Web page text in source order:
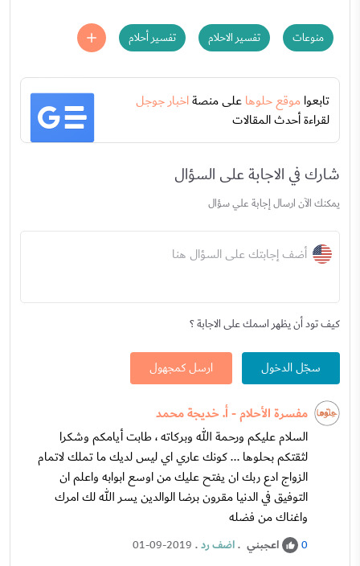
منوعات تفسير الاحلام تفسير أحلام
تابعواموقع حلوهاعلى منصةاخبار جوجل
لقراءة أحدث المقالات
شارك في الاجابة على السؤال
يمكنك الآن ارسال إجابة علي سؤال
أضف إجابتك على السؤال هنا
كيف تود أن يظهر اسمك على الاجابة ؟
سجّل الدخول ارسل كمجهول
مفسرة الأحلام - أ. خديجة محمد
السلام عليكم ورحمة الله وبركاته ، طابت أيامكم وشكرا
لثقتكم بحلوها ... كونك عاري اي ليس لديك ما تملك لاتمام
الزواج ادع ربك ان يفتح عليك من اوسع ابوابه واعلم ان
التوفيق في الدنيا مقرون برضا الوالدين يسر الله لك امرك
واغناك من فضله
0 اعجبني .اضف رد.
01-09-2019